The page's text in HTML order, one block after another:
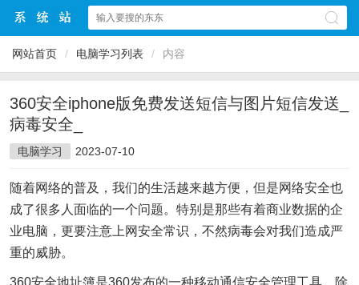
网站首页 / 电脑学习列表 / 内容
360安全iphone版免费发送短信与图片短信发送_
病毒安全_
电脑学习 2023-07-10
随着网络的普及，我们的生活越来越方便，但是网络安全也
成了很多人面临的一个问题。特别是那些有着商业数据的企
业电脑，更要注意上网安全常识，不然病毒会对我们造成严
重的威胁。
360安全地址簿是360发布的一种移动通信安全管理工具。除